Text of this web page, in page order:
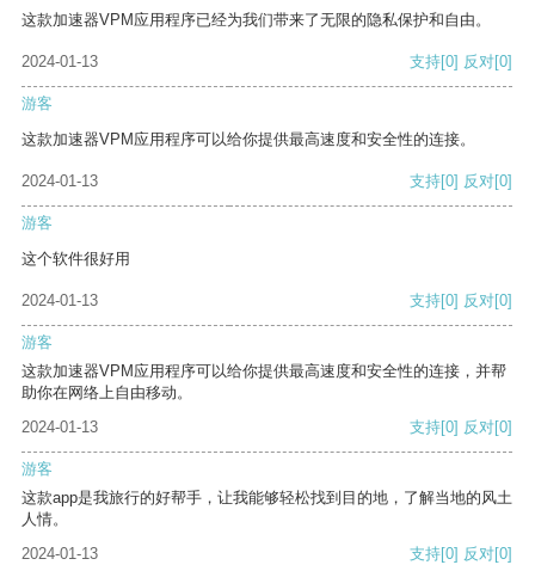
这款加速器VPM应用程序已经为我们带来了无限的隐私保护和自由。
2024-01-13 支持[0] 反对[0]
游客
这款加速器VPM应用程序可以给你提供最高速度和安全性的连接。
2024-01-13 支持[0] 反对[0]
游客
这个软件很好用
2024-01-13 支持[0] 反对[0]
游客
这款加速器VPM应用程序可以给你提供最高速度和安全性的连接，并帮
助你在网络上自由移动。
2024-01-13
支持[0] 反对[0]
游客
这款app是我旅行的好帮手，让我能够轻松找到目的地，了解当地的风土
人情。
2024-01-13
支持[0] 反对[0]